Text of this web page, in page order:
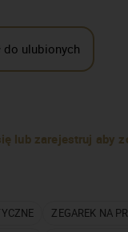
do ulubionych
lub zarejestruj aby
ZEGAREK NA